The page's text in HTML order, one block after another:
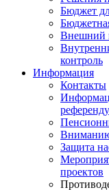
Бюджет
Внешний
контроль
Информация
Контакты
Защита
проектов